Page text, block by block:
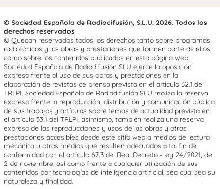
© Sociedad Española de Radiodifusión, S.L.U. 2026. Todos los
derechos reservados
© Quedan reservados todos los derechos tanto sobre programas
radiofónicos y las obras y prestaciones que formen parte de ellos,
como sobre los contenidos publicados en esta página web.
Sociedad Española de Radiodifusión SLU ejerce la oposición
expresa frente al uso de sus obras y prestaciones en la
elaboración de revistas de prensa prevista en el artículo 32.1 del
TRLPI. Sociedad Española de Radiodifusión SLU realiza la reserva
expresa frente la reproducción, distribución y comunicación pública
de sus trabajos y artículos sobre temas de actualidad prevista en
el artículo 33.1 del TRLPI, asimismo, también realiza una reserva
expresa de las reproducciones y usos de las obras y otras
prestaciones accesibles desde este sitio web a medios de lectura
mecánica u otros medios que resulten adecuados a tal fin de
conformidad con el artículo 67.3 del Real Decreto - ley 24/2021, de
2 de noviembre, así como frente a cualquier utilización de sus
contenidos por tecnologías de inteligencia artificial, sea cual sea su
naturaleza y finalidad.